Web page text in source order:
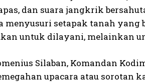
dan suara jangkrik
menyusuri setapak tanah
untuk dilayani, melainkan
Silaban, Komandan
upacara atau sorotan